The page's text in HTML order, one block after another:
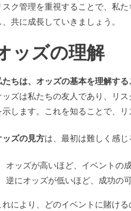
スク管理を重視することで、私
、共に成長していきましょう。
ッズの理解
たちは、オッズの基本を理解す
ッズは私たちの友人であり、リ
示します。これを知ることで、
ッズの見方は、最初は難しく感
オッズが高いほど、イベントの
逆にオッズが低いほど、成功の
れにより、どのイベントに賭け